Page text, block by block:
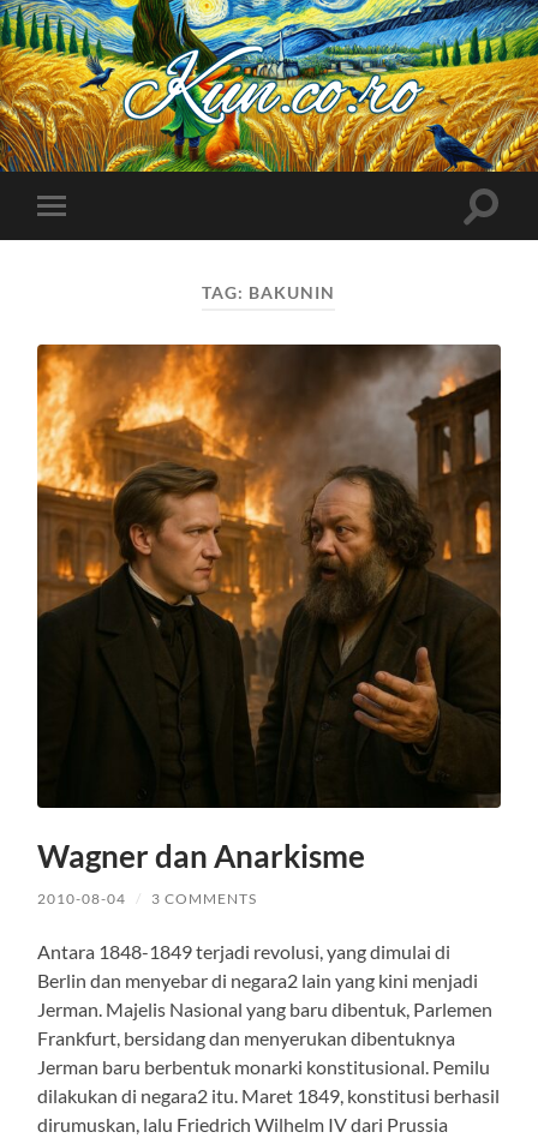
Kuncoro++
Toggle
mobile
Toggle
TAG: BAKUNIN
Wagner dan Anarkisme
2010-08-04 / 3 COMMENTS
Antara 1848-1849 terjadi revolusi, yang dimulai di
Berlin dan menyebar di negara2 lain yang kini menjadi
Jerman. Majelis Nasional yang baru dibentuk, Parlemen
Frankfurt, bersidang dan menyerukan dibentuknya
Jerman baru berbentuk monarki konstitusional. Pemilu
dilakukan di negara2 itu. Maret 1849, konstitusi berhasil
dirumuskan, lalu Friedrich Wilhelm IV dari Prussia